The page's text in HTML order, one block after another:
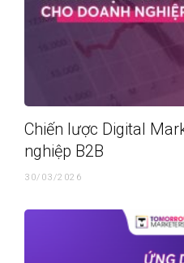
Chiến lược Digital
nghiệp B2B
30/03/2026